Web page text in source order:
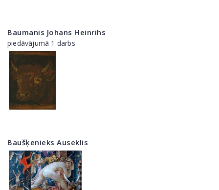
Baumanis Johans Heinrihs
piedāvājumā 1 darbs
Baušķenieks Auseklis